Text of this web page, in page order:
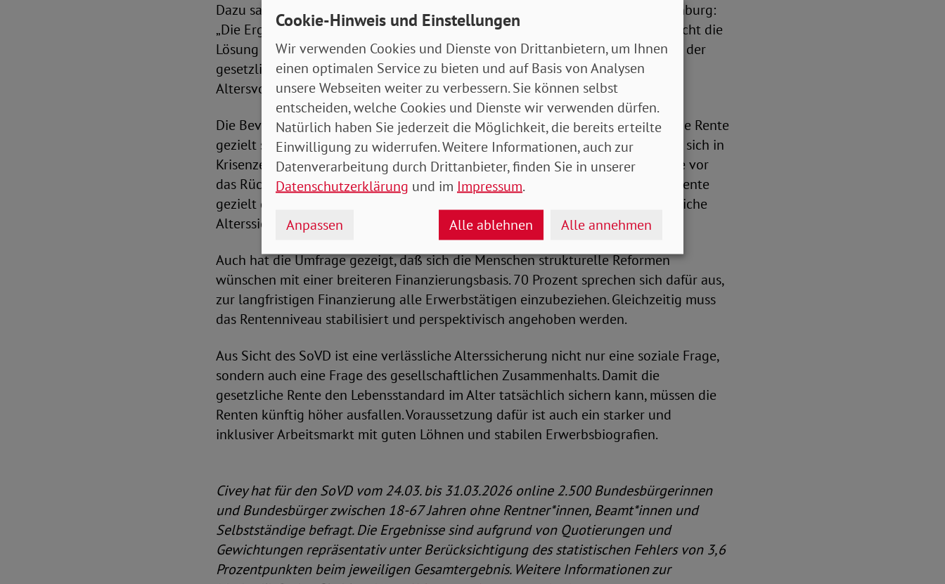
Dazu sagt Armin Dötsch, Sprecher des SoVD-Landesvorstandes Berlin-Brandenburg:
„Die Ergebnisse der Umfrage unterstreichen, dass die private Altersvorsorge nicht die
Lösung für die steigende Altersarmut ist. Stattdessen braucht es eine Stärkung der
gesetzlichen Rente. Das gilt besonders für Ostdeutschland, wo die betriebliche
Altersvorsorge weniger verbreitet ist."
Die Bevölkerung ist tiefgreifend verunsichert, auch dadurch, das die gesetzliche Rente
gezielt schlecht geredet wird. Sie ist jedoch deutlich besser als ihr Ruf und hat sich in
Krisenzeiten als stabil, verläßlich und solidarisch erwiesen und bildet nach wie vor
das Rückgrat der Alterssicherung in Deutschland. Daher muß die gesetzliche Rente
gezielt gestärkt werden, damit die Menschen wieder Vertrauen in eine verlässliche
Alterssicherung haben.
Auch hat die Umfrage gezeigt, daß sich die Menschen strukturelle Reformen
wünschen mit einer breiteren Finanzierungsbasis. 70 Prozent sprechen sich dafür aus,
zur langfristigen Finanzierung alle Erwerbstätigen einzubeziehen. Gleichzeitig muss
das Rentenniveau stabilisiert und perspektivisch angehoben werden.
Aus Sicht des SoVD ist eine verlässliche Alterssicherung nicht nur eine soziale Frage,
sondern auch eine Frage des gesellschaftlichen Zusammenhalts. Damit die
gesetzliche Rente den Lebensstandard im Alter tatsächlich sichern kann, müssen die
Renten künftig höher ausfallen. Voraussetzung dafür ist auch ein starker und
inklusiver Arbeitsmarkt mit guten Löhnen und stabilen Erwerbsbiografien.
Civey hat für den SoVD vom 24.03. bis 31.03.2026 online 2.500 Bundesbürgerinnen
und Bundesbürger zwischen 18-67 Jahren ohne Rentner*innen, Beamt*innen und
Selbstständige befragt. Die Ergebnisse sind aufgrund von Quotierungen und
Gewichtungen repräsentativ unter Berücksichtigung des statistischen Fehlers von 3,6
Prozentpunkten beim jeweiligen Gesamtergebnis. Weitere Informationen zur
Cookie-Hinweis und Einstellungen
Wir verwenden Cookies und Dienste von Drittanbietern, um Ihnen
einen optimalen Service zu bieten und auf Basis von Analysen
unsere Webseiten weiter zu verbessern. Sie können selbst
entscheiden, welche Cookies und Dienste wir verwenden dürfen.
Natürlich haben Sie jederzeit die Möglichkeit, die bereits erteilte
Einwilligung zu widerrufen. Weitere Informationen, auch zur
Datenverarbeitung durch Drittanbieter, finden Sie in unserer
Datenschutzerklärung und im Impressum.
Anpassen Alle ablehnen Alle annehmen